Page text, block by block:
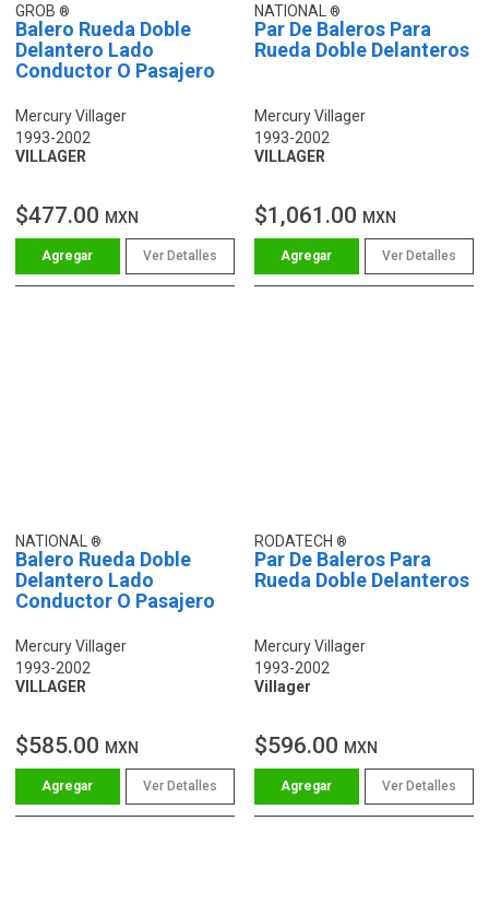
GROB
Balero Rueda Doble
Delantero Lado
Conductor O Pasajero
Mercury Villager
1993-2002
VILLAGER
$477.00 MXN
Ver Detalles
NATIONAL
Par De Baleros Para
Rueda Doble Delanteros
Mercury Villager
1993-2002
VILLAGER
$1,061.00 MXN
Ver Detalles
NATIONAL
Balero Rueda Doble
Delantero Lado
Conductor O Pasajero
Mercury Villager
1993-2002
VILLAGER
$585.00 MXN
Ver Detalles
RODATECH
Par De Baleros Para
Rueda Doble Delanteros
Mercury Villager
1993-2002
Villager
$596.00 MXN
Ver Detalles